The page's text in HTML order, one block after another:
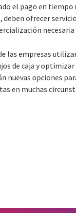
el pago en
ofrecer
las empresas
de caja y
nuevas opciones
en muchas
Facebook
on Email
article on